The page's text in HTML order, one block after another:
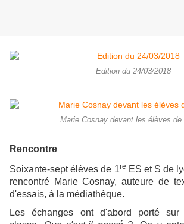
Edition du 24/03/2018
Marie Cosnay devant les élèves de
Rencontre
Soixante-sept élèves de 1re ES et S de
rencontré Marie Cosnay, auteure de
d'essais, à la médiathèque.
Les échanges ont d'abord porté sur